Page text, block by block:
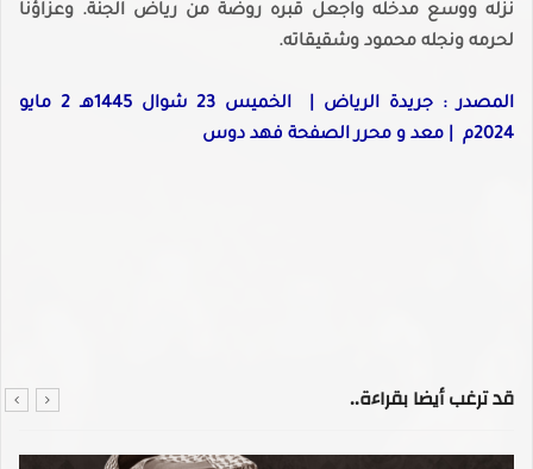
نزله ووسع مدخله واجعل قبره روضة من رياض الجنة. وعزاؤنا
لحرمه ونجله محمود وشقيقاته.
المصدر : جريدة الرياض | الخميس 23 شوال 1445هـ 2 مايو
2024م | معد و محرر الصفحة فهد دوس
قد ترغب أيضا بقراءة..